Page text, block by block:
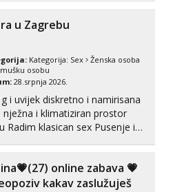
poziv!
min
677- Kod: #74
mob:1,12€ min
poziv!
677- Kod: #123
u Zagrebu
Kategorija: Sex
Ženska osoba
osobu
28.srpnja 2026.
i uvijek diskretno i namirisana
i klimatiziran prostor
i
online zabava 💗
kakav zaslužuješ